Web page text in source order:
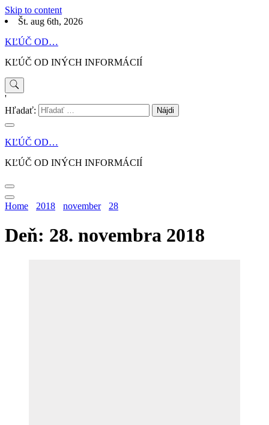
Skip to content
Št. aug 6th, 2026
KĽÚČ OD…
KĽÚČ OD INÝCH INFORMÁCIÍ
'
Hľadať:
KĽÚČ OD…
KĽÚČ OD INÝCH INFORMÁCIÍ
Home 2018 november 28
Deň: 28. novembra 2018